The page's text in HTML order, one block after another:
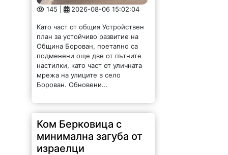
145 | 2026-08-06 15:02:04
Като част от общия Устройствен
план за устойчиво развитие на
Община Борован, поетапно са
подменени още две от пътните
настилки, като част от уличната
мрежа на улиците в село
Борован. Обновени...
Ком Берковица с
минимална загуба от
израелци